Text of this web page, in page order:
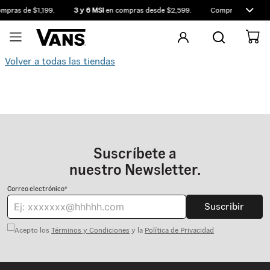
de $1,199. 3 y 6 MSIen compras desde $2,599. Compra antes de
Volver a todas las tiendas
Suscríbete a
nuestro Newsletter.
Correo electrónico*
Suscribir
Acepto los Términos y Condiciones y la Política de Privacidad